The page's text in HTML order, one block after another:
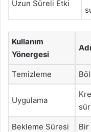
Uzun Süreli Etki
Kullanım
Yönergesi
Temizleme
Uygulama
Bekleme Süresi